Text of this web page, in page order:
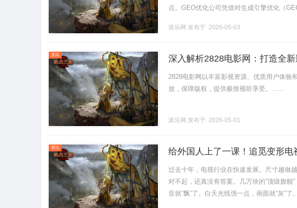
点。GEO优化公司凭借对生成引擎优化（
企业.........
派乐网 发布于 2026-05-03
资讯 深入解析2828电影网：打造全
2828电影网以丰富影视资源、优质用户体验
放，保障版权，提供极致视听享受。......
派乐网 发布于 2026-05-01
资讯 给外国人上了一课！追觅变形
过去十年，电视行业在快速发展。尺寸越做
对不起，还真没有答案。几万块的“顶级旗
音就“飘”了。白天光线强一点，画面就“灰”